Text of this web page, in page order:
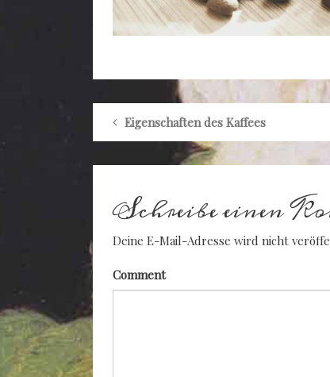
Eigenschaften des Kaffees
Schreibe einen
Deine E-Mail-Adresse wird nicht
Comment